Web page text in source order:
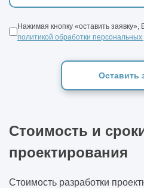
Нажимая кнопку «оставить
политикой обработки
Оставить
Стоимость и
проектирования
Стоимость разработки